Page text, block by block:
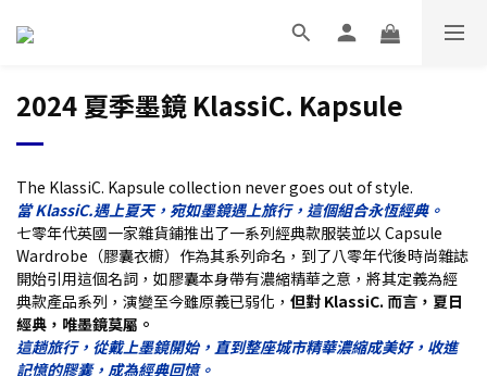
2024 夏季墨鏡 KlassiC. Kapsule
The KlassiC. Kapsule collection never goes out of style.
當 KlassiC.遇上夏天，宛如墨鏡遇上旅行，這個組合永恆經典。
七零年代英國一家雜貨鋪推出了一系列經典款服裝並以 Capsule
Wardrobe（膠囊衣櫥）作為其系列命名，到了八零年代後時尚雜誌
開始引用這個名詞，如膠囊本身帶有濃縮精華之意，將其定義為經
典款產品系列，演變至今雖原義已弱化， 但對 KlassiC. 而言，夏日
經典，唯墨鏡莫屬。
這趟旅行，從戴上墨鏡開始，直到整座城市精華濃縮成美好，收進
記憶的膠囊，成為經典回憶。